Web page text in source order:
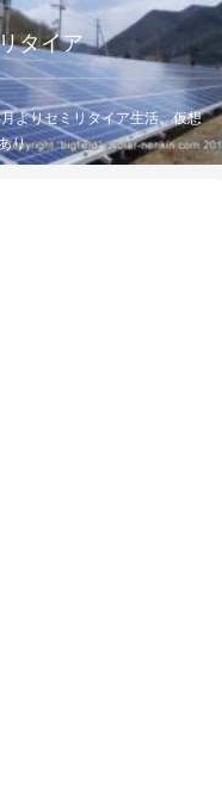
タイア
よりセミリタイア生活。仮想
り